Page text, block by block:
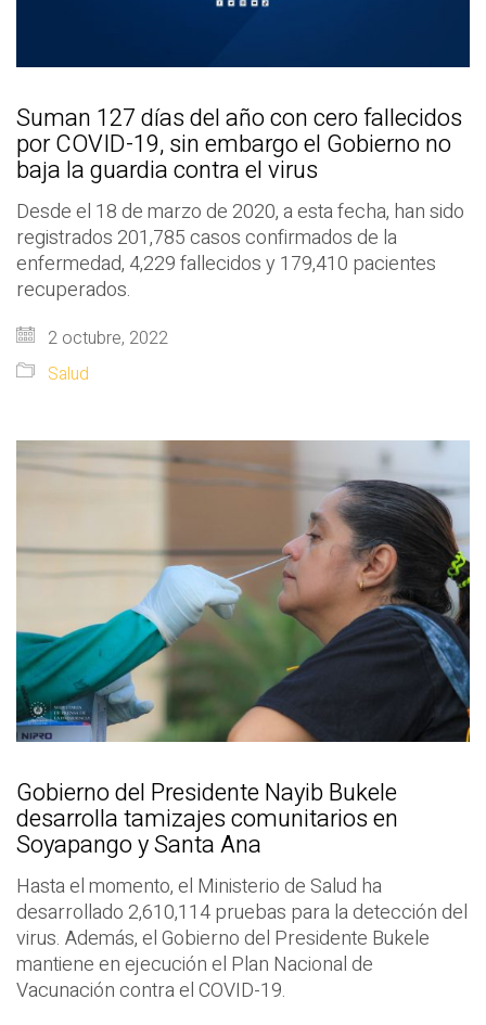
Suman 127 días del año con cero fallecidos
por COVID-19, sin embargo el Gobierno no
baja la guardia contra el virus
Desde el 18 de marzo de 2020, a esta fecha, han sido
registrados 201,785 casos confirmados de la
enfermedad, 4,229 fallecidos y 179,410 pacientes
recuperados.
2 octubre, 2022
Salud
Gobierno del Presidente Nayib Bukele
desarrolla tamizajes comunitarios en
Soyapango y Santa Ana
Hasta el momento, el Ministerio de Salud ha
desarrollado 2,610,114 pruebas para la detección del
virus. Además, el Gobierno del Presidente Bukele
mantiene en ejecución el Plan Nacional de
Vacunación contra el COVID-19.